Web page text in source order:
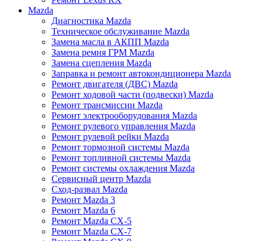
Mazda
Диагностика Mazda
Техническое обслуживание Mazda
Замена масла в АКПП Mazda
Замена ремня ГРМ Mazda
Замена сцепления Mazda
Заправка и ремонт автокондиционера Mazda
Ремонт двигателя (ДВС) Mazda
Ремонт ходовой части (подвески) Mazda
Ремонт трансмиссии Mazda
Ремонт электрооборудования Mazda
Ремонт рулевого управления Mazda
Ремонт рулевой рейки Mazda
Ремонт тормозной системы Mazda
Ремонт топливной системы Mazda
Ремонт системы охлаждения Mazda
Сервисный центр Mazda
Сход-развал Mazda
Ремонт Mazda 3
Ремонт Mazda 6
Ремонт Mazda CX-5
Ремонт Mazda CX-7